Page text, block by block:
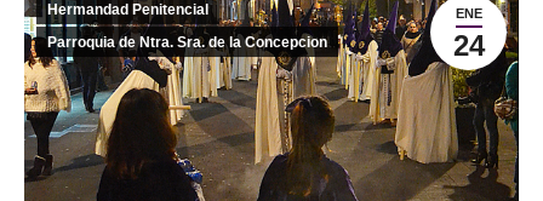
ENE
24
Hermandad Penitencial
Parroquia de Ntra. Sra. de la Concepcion